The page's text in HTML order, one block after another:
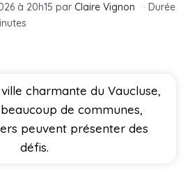
à 20h15 par Claire Vignon · Durée
charmante du Vaucluse,
de communes,
peuvent présenter des
défis.